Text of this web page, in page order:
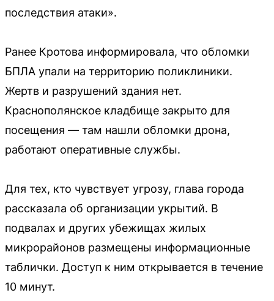
последствия атаки».
Ранее Кротова информировала, что обломки
БПЛА упали на территорию поликлиники.
Жертв и разрушений здания нет.
Краснополянское кладбище закрыто для
посещения — там нашли обломки дрона,
работают оперативные службы.
Для тех, кто чувствует угрозу, глава города
рассказала об организации укрытий. В
подвалах и других убежищах жилых
микрорайонов размещены информационные
таблички. Доступ к ним открывается в течение
10 минут.